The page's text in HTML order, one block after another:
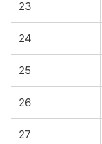
23
24
25
26
27